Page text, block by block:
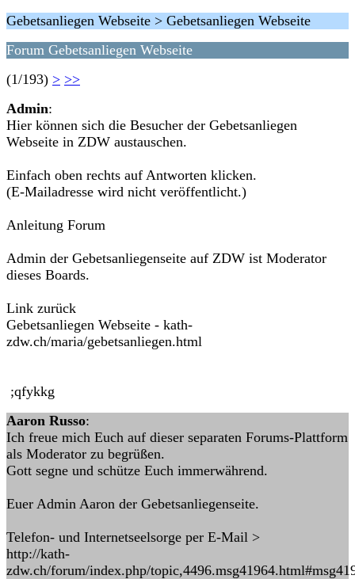
Gebetsanliegen Webseite > Gebetsanliegen Webseite
Forum Gebetsanliegen Webseite
(1/193) > >>
Admin:
Hier können sich die Besucher der Gebetsanliegen
Webseite in ZDW austauschen.
Einfach oben rechts auf Antworten klicken.
(E-Mailadresse wird nicht veröffentlicht.)
Anleitung Forum
Admin der Gebetsanliegenseite auf ZDW ist Moderator
dieses Boards.
Link zurück
Gebetsanliegen Webseite - kath-
zdw.ch/maria/gebetsanliegen.html
;qfykkg
Aaron Russo:
Ich freue mich Euch auf dieser separaten Forums-Plattform
als Moderator zu begrüßen.
Gott segne und schütze Euch immerwährend.
Euer Admin Aaron der Gebetsanliegenseite.
Telefon- und Internetseelsorge per E-Mail >
http://kath-
zdw.ch/forum/index.php/